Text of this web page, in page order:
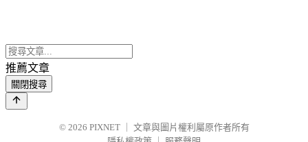
推薦文章
關閉搜尋
© 2026 PIXNET
文章與圖片權利屬原作者所有